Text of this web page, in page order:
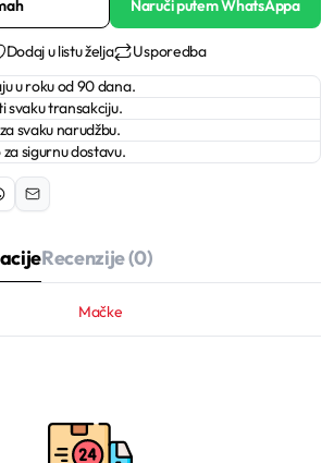
Naruči putem WhatsAppa
Dodaj u listu želja
Usporedba
u roku od 90 dana.
svaku transakciju.
svaku narudžbu.
sigurnu dostavu.
Recenzije (0)
Mačke